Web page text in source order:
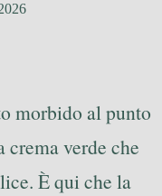
morbido al punto
verde che
È qui che la